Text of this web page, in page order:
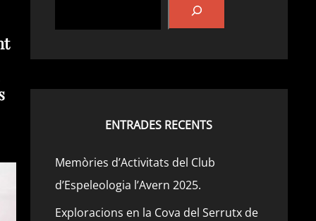
ENTRADES RECENTS
Memòries d’Activitats del Club
d’Espeleologia l’Avern 2025.
Exploracions en la Cova del Serrutx de